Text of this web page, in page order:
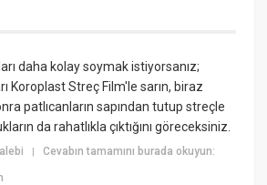
daha kolay soymak istiyorsanız;
Koroplast Streç Film'le sarın, biraz
patlıcanların sapından tutup streçle
da rahatlıkla çıktığını göreceksiniz.
|Cevabın tamamını burada okuyun: